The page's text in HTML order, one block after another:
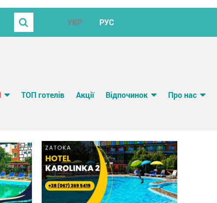
УКР РУС
ТОП готелів Акції Відпочинок Про нас